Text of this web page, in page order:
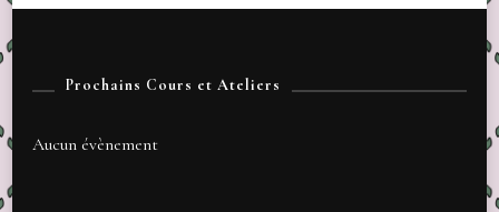
Prochains Cours et Ateliers
Aucun évènement